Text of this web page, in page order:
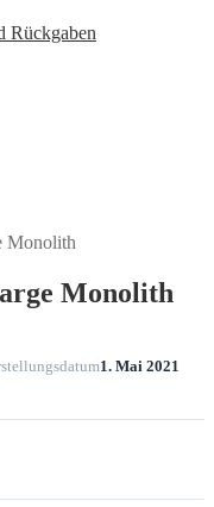
Rückgaben
Monolith
Monolith
1. Mai 2021